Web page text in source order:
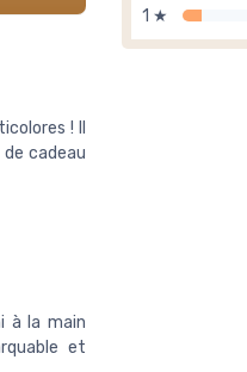
1 ★
! Il
cadeau
à la main
et